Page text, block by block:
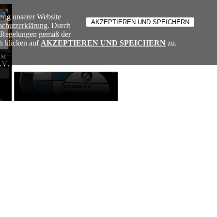
unserer Website
. Durch
gemäß der
klicken auf AKZEPTIEREN UND SPEICHERNzu.